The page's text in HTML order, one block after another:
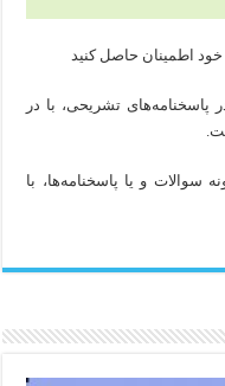
اطمینان حاصل کنید
پاسخنامه‌های تشریحی، با در
و یا پاسخنامه‌ها، با